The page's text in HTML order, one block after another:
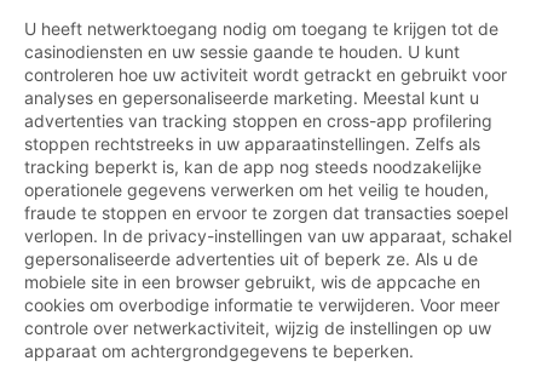
U heeft netwerktoegang nodig om toegang te krijgen tot de
casinodiensten en uw sessie gaande te houden. U kunt
controleren hoe uw activiteit wordt getrackt en gebruikt voor
analyses en gepersonaliseerde marketing. Meestal kunt u
advertenties van tracking stoppen en cross-app profilering
stoppen rechtstreeks in uw apparaatinstellingen. Zelfs als
tracking beperkt is, kan de app nog steeds noodzakelijke
operationele gegevens verwerken om het veilig te houden,
fraude te stoppen en ervoor te zorgen dat transacties soepel
verlopen. In de privacy-instellingen van uw apparaat, schakel
gepersonaliseerde advertenties uit of beperk ze. Als u de
mobiele site in een browser gebruikt, wis de appcache en
cookies om overbodige informatie te verwijderen. Voor meer
controle over netwerkactiviteit, wijzig de instellingen op uw
apparaat om achtergrondgegevens te beperken.